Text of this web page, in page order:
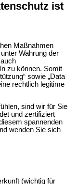
ist
Maßnahmen
Wahrung der
zu können. Somit
sowie „Data
rechtlich legitime
sind wir für Sie
und zertifiziert
spannenden
wenden Sie sich
(wichtig für